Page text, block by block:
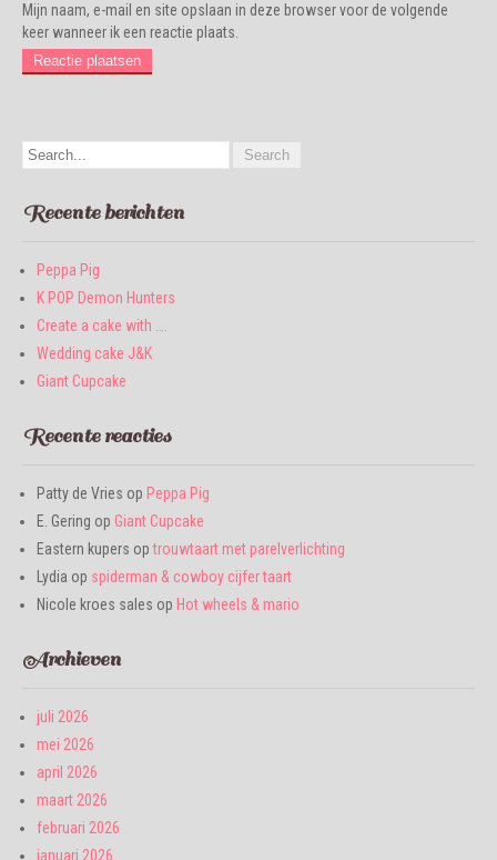
Mijn naam, e-mail en site opslaan in deze browser voor de volgende
keer wanneer ik een reactie plaats.
Recente berichten
Peppa Pig
K POP Demon Hunters
Create a cake with ….
Wedding cake J&K
Giant Cupcake
Recente reacties
Patty de Vries op Peppa Pig
E. Gering op Giant Cupcake
Eastern kupers optrouwtaart met parelverlichting
Lydia op spiderman & cowboy cijfer taart
Nicole kroes sales op Hot wheels & mario
Archieven
juli 2026
mei 2026
april 2026
maart 2026
februari 2026
januari 2026